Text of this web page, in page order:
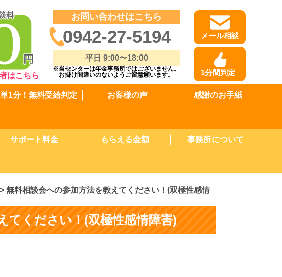
はこちら
お問い合わせはこちら
0942-27-5194
平日 9:00〜18:00
※当センターは年金事務所ではございません。
お掛け間違いのないようご留意願います。
メール相談
1分間判定
1分！無料受給判定 お客様の声 感謝のお手紙
サポート料金 もらえる金額 事務所について
> 無料相談会への参加方法を教えてください！(双極性感情
てください！(双極性感情障害)